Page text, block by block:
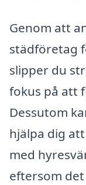
Genom att
städföretag
slipper du
fokus på att
Dessutom
hjälpa dig
med
eftersom